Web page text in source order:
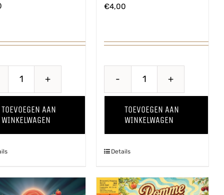
Haver
TOEVOEGEN AAN
WINKELWAGEN
€4,00
aantal
TOEVOEGEN AAN
WINKELWAGEN
Details